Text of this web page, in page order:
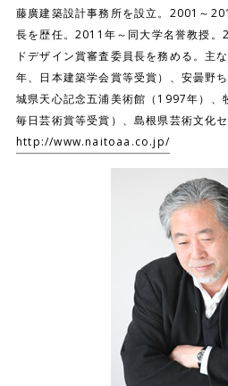
藤廣建築設計事務所を設立。2001～
長を歴任。2011年～同大学名誉教授
ドデザイン賞審査委員長を務める。主
年、日本建築学会賞等受賞）、安曇野
城県天心記念五浦美術館（1997年）、
毎日芸術賞等受賞）、島根県芸術文化
http://www.naitoaa.co.jp/